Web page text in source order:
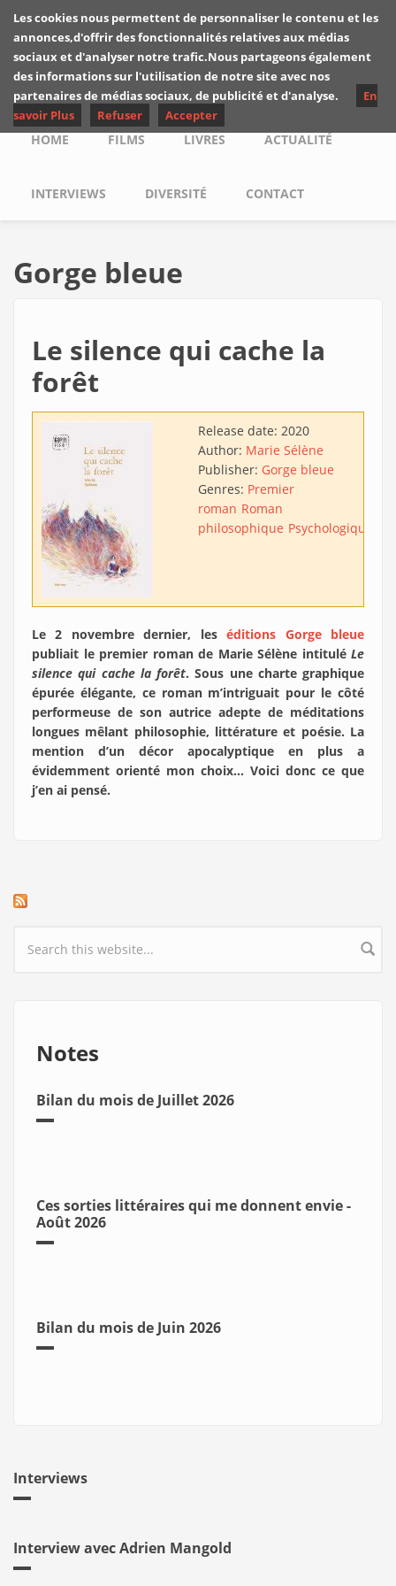
Skip to main content
Les critiques de
Yuyine
Main menu
HOME FILMS LIVRES ACTUALITÉ
INTERVIEWS DIVERSITÉ CONTACT
Gorge bleue
Le silence qui cache la
forêt
Release date: 2020
Author: Marie Sélène
Publisher: Gorge bleue
Genres: Premier
roman Roman
philosophique Psychologique
Le 2 novembre dernier, leséditions Gorge bleue
publiait le premier roman de Marie Sélène intitulé Le
silence qui cache la forêt. Sous une charte graphique
épurée élégante, ce roman m’intriguait pour le côté
performeuse de son autrice adepte de méditations
longues mêlant philosophie, littérature et poésie. La
mention d’un décor apocalyptique en plus a
évidemment orienté mon choix… Voici donc ce que
j’en ai pensé.
Search form
Notes
Bilan du mois de Juillet 2026
Ces sorties littéraires qui me donnent envie -
Août 2026
Bilan du mois de Juin 2026
Interviews
Interview avec Adrien Mangold
Les cookies nous permettent de personnaliser le contenu et les
annonces,d'offrir des fonctionnalités relatives aux médias
sociaux et d'analyser notre trafic.Nous partageons également
des informations sur l'utilisation de notre site avec nos
partenaires de médias sociaux, de publicité et d'analyse.
En
savoir Plus
Refuser Accepter